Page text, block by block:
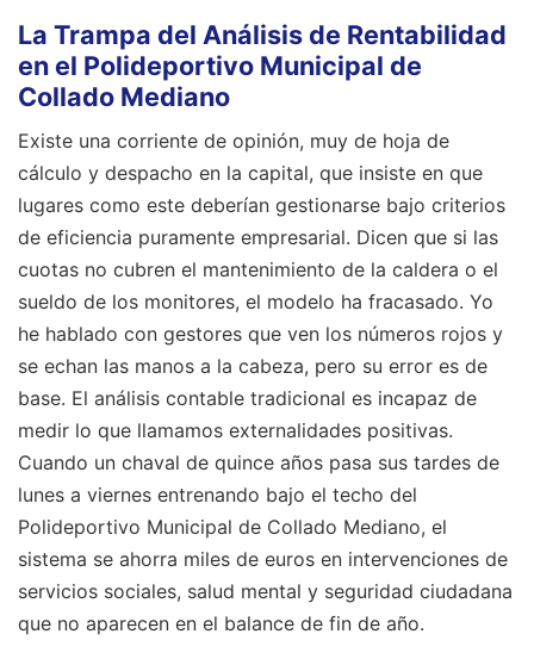
La Trampa del Análisis de Rentabilidad
en el Polideportivo Municipal de
Collado Mediano
Existe una corriente de opinión, muy de hoja de
cálculo y despacho en la capital, que insiste en que
lugares como este deberían gestionarse bajo criterios
de eficiencia puramente empresarial. Dicen que si las
cuotas no cubren el mantenimiento de la caldera o el
sueldo de los monitores, el modelo ha fracasado. Yo
he hablado con gestores que ven los números rojos y
se echan las manos a la cabeza, pero su error es de
base. El análisis contable tradicional es incapaz de
medir lo que llamamos externalidades positivas.
Cuando un chaval de quince años pasa sus tardes de
lunes a viernes entrenando bajo el techo del
Polideportivo Municipal de Collado Mediano, el
sistema se ahorra miles de euros en intervenciones de
servicios sociales, salud mental y seguridad ciudadana
que no aparecen en el balance de fin de año.